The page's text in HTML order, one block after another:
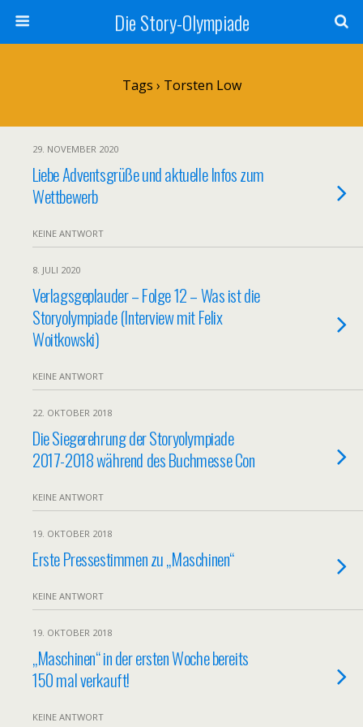
Die Story-Olympiade
Tags › Torsten Low
29. NOVEMBER 2020
Liebe Adventsgrüße und aktuelle Infos zum
Wettbewerb
KEINE ANTWORT
8. JULI 2020
Verlagsgeplauder – Folge 12 – Was ist die
Storyolympiade (Interview mit Felix
Woitkowski)
KEINE ANTWORT
22. OKTOBER 2018
Die Siegerehrung der Storyolympiade
2017-2018 während des Buchmesse Con
KEINE ANTWORT
19. OKTOBER 2018
Erste Pressestimmen zu „Maschinen“
KEINE ANTWORT
19. OKTOBER 2018
„Maschinen“ in der ersten Woche bereits
150 mal verkauft!
KEINE ANTWORT